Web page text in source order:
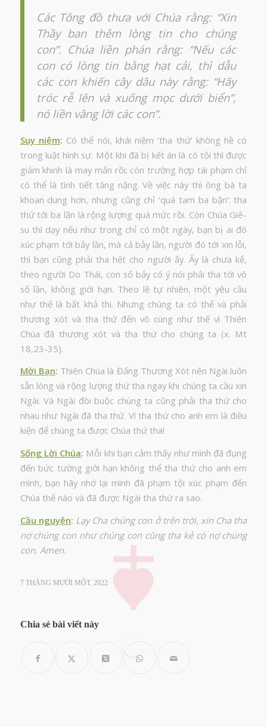
Các Tông đồ thưa với Chúa rằng: “Xin
Thầy ban thêm lòng tin cho chúng
con”. Chúa liền phán rằng: “Nếu các
con có lòng tin bằng hạt cải, thì dẫu
các con khiến cây dâu này rằng: “Hãy
tróc rễ lên và xuống mọc dưới biển”,
nó liền vâng lời các con”.
Suy niệm: Có thể nói, khái niệm ‘tha thứ’ không hề có
trong luật hình sự. Một khi đã bị kết án là có tội thì được
giảm khinh là may mắn rồi; còn trường hợp tái phạm chỉ
có thể là tình tiết tăng nặng. Về việc này thì ông bà ta
khoan dung hơn, nhưng cũng chỉ ‘quá tam ba bận’: tha
thứ tới ba lần là rộng lượng quá mức rồi. Còn Chúa Giê-
su thì dạy nếu như trong chỉ có một ngày, bạn bị ai đó
xúc phạm tới bảy lần, mà cả bảy lần, người đó tới xin lỗi,
thì bạn cũng phải tha hết cho người ấy. Ấy là chưa kể,
theo người Do Thái, con số bảy có ý nói phải tha tới vô
số lần, không giới hạn. Theo lẽ tự nhiên, một yêu cầu
như thế là bất khả thi. Nhưng chúng ta có thể và phải
thương xót và tha thứ đến vô cùng như thế vì Thiên
Chúa đã thương xót và tha thứ cho chúng ta (x. Mt
18,23-35).
Mời Bạn: Thiên Chúa là Đấng Thương Xót nên Ngài luôn
sẵn lòng và rộng lượng thứ tha ngay khi chúng ta cầu xin
Ngài. Và Ngài đòi buộc chúng ta cũng phải tha thứ cho
nhau như Ngài đã tha thứ. Vì tha thứ cho anh em là điều
kiện để chúng ta được Chúa thứ tha!
Sống Lời Chúa: Mỗi khi bạn cảm thấy như mình đã đụng
đến bức tường giới hạn không thể tha thứ cho anh em
mình, bạn hãy nhớ lại mình đã phạm tội xúc phạm đến
Chúa thế nào và đã được Ngài tha thứ ra sao.
Cầu nguyện: Lạy Cha chúng con ở trên trời, xin Cha tha
nợ chúng con như chúng con cũng tha kẻ có nợ chúng
con. Amen.
7 THÁNG MƯỜI MỘT, 2022
Chia sẻ bài viết này